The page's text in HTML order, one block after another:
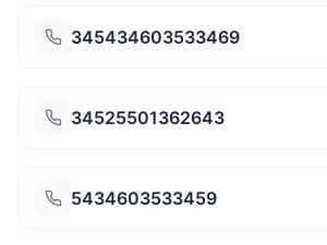
345434603533469
34525501362643
5434603533459